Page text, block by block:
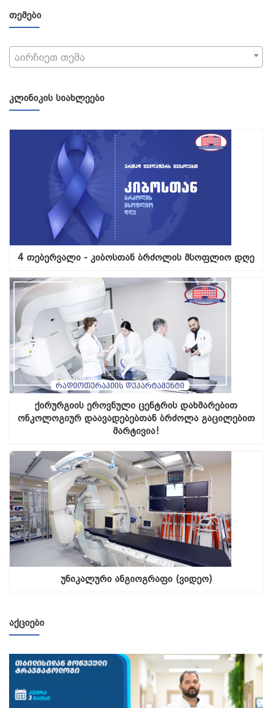
ᲗᲔᲛᲔᲑᲘ
აირჩიეთ თემა
ᲙᲚᲘᲜᲘᲙᲘᲡ ᲡᲘᲐᲮᲚᲔᲔᲑᲘ
4 თებერვალი - კიბოსთან ბრძოლის მსოფლიო დღე
ქირურგიის ეროვნული ცენტრის დახმარებით
ონკოლოგიურ დაავადებებთან ბრძოლა გაცილებით
მარტივია!
უნიკალური ანგიოგრაფი (ვიდეო)
ᲐᲥᲪᲘᲔᲑᲘ